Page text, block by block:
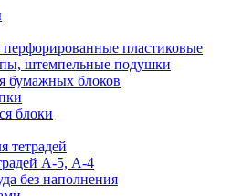
пластиковые
штемпельные подушки
бумажных блоков
блоки
тетрадей
А-5, А-4
без наполнения